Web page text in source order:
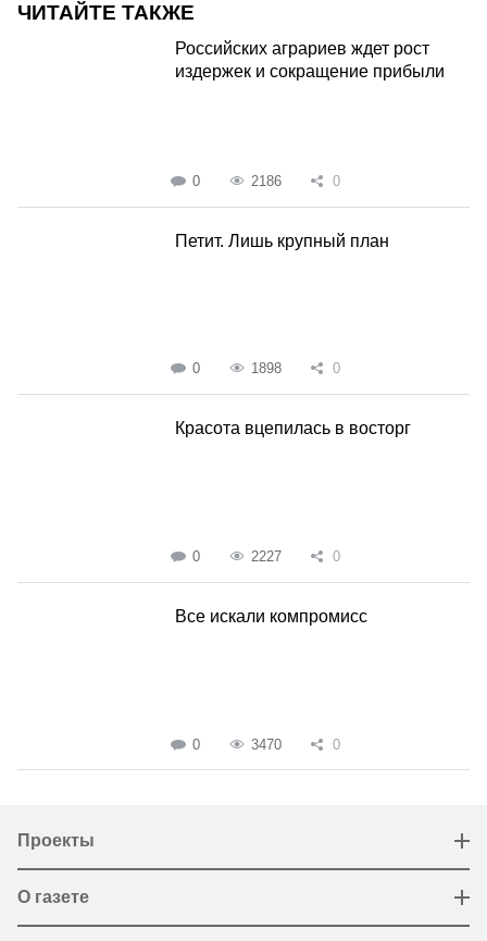
ЧИТАЙТЕ ТАКЖЕ
Российских аграриев ждет рост
издержек и сокращение прибыли
0 2186 0
Петит. Лишь крупный план
0 1898 0
Красота вцепилась в восторг
0 2227 0
Все искали компромисс
0 3470 0
Проекты
О газете